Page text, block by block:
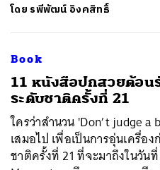
โดย รพีพัฒน์ อิงคสิทธิ์
Book
11 หนังสือปกสวยต้อน
ระดับชาติครั้งที่ 21
ใครว่าสำนวน 'Don’t judge
เสมอไป เพื่อเป็นการอุ่นเครื่
ชาติครั้งที่ 21 ที่จะมาถึงในวัน